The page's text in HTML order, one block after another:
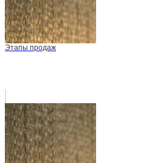
Этапы продаж